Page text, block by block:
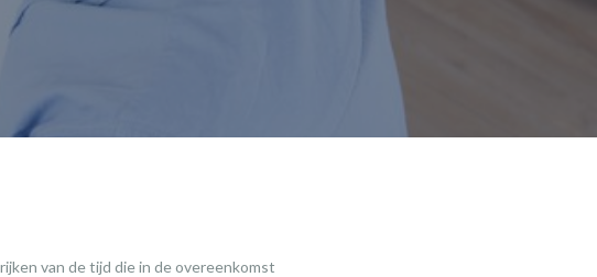
van de tijd die in de overeenkomst